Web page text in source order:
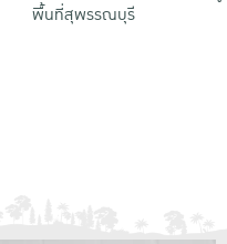
พื้นที่สุพรรณบุรี